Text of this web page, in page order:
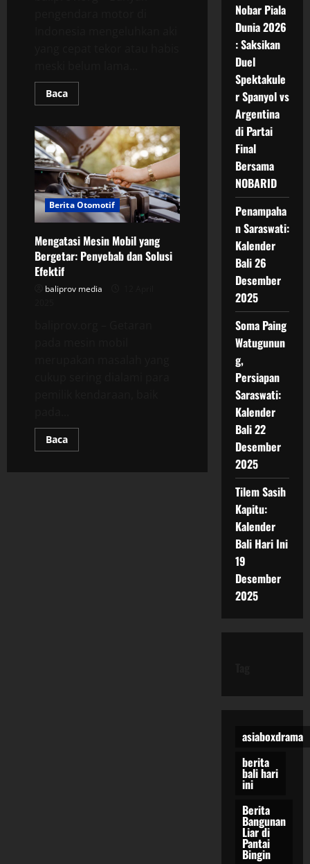
BacaRead
more
Aki
Motor
Cepat
Habis?
Ini
Penyebab
Umum
yang
Perlu
Diketahui
Berita Otomotif
Mengatasi Mesin Mobil yang
Bergetar: Penyebab dan Solusi
Efektif
baliprov media
BacaRead
more
Nobar Piala
Dunia 2026
: Saksikan
Duel
Spektakule
r Spanyol vs
Argentina
di Partai
Final
Bersama
NOBARID
Penampaha
n Saraswati:
Kalender
Bali 26
Desember
2025
Soma Paing
Watugunun
g,
Persiapan
Saraswati:
Kalender
Bali 22
Desember
2025
Tilem Sasih
Kapitu:
Kalender
Bali Hari Ini
19
Desember
2025
asiaboxdrama
berita
bali hari
ini
Berita
Bangunan
Liar di
Pantai
Bingin